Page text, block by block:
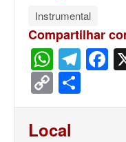
Instrumental
Compartilhar
Copy
Link
Local